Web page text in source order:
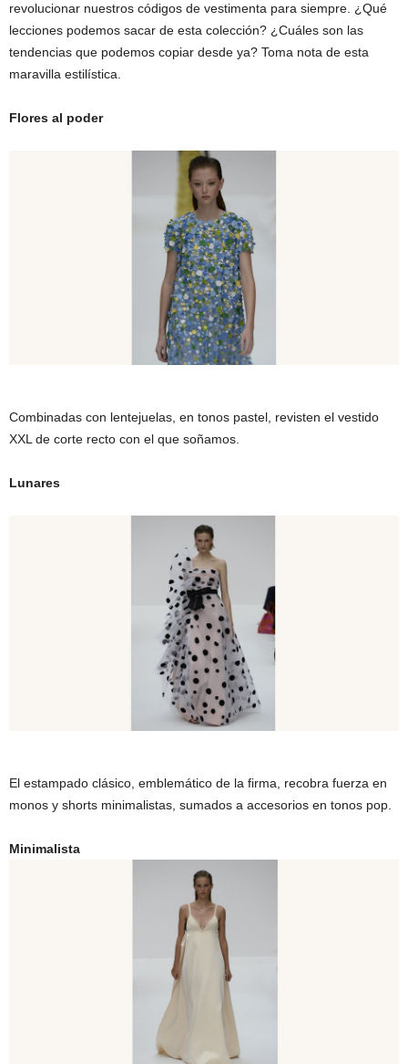
revolucionar nuestros códigos de vestimenta para siempre. ¿Qué
lecciones podemos sacar de esta colección? ¿Cuáles son las
tendencias que podemos copiar desde ya? Toma nota de esta
maravilla estilística.
Flores al poder
Combinadas con lentejuelas, en tonos pastel, revisten el vestido
XXL de corte recto con el que soñamos.
Lunares
El estampado clásico, emblemático de la firma, recobra fuerza en
monos y shorts minimalistas, sumados a accesorios en tonos pop.
Minimalista